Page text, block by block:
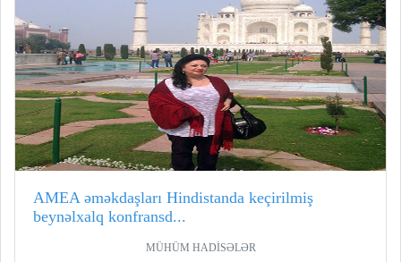
AMEA əməkdaşları Hindistanda keçirilmiş
beynəlxalq konfransd...
MÜHÜM HADİSƏLƏR